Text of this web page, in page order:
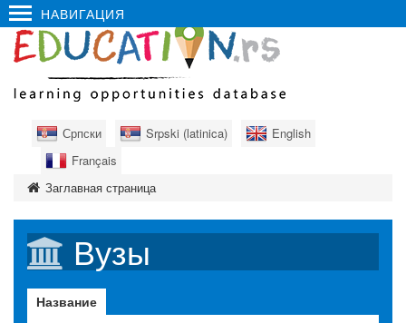
НАВИГАЦИЯ
Српски Srpski (latinica)
English
Français
Заглавная страница
Вузы
Название